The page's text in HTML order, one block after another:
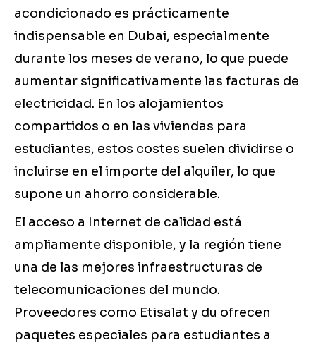
acondicionado es prácticamente
indispensable en Dubai, especialmente
durante los meses de verano, lo que puede
aumentar significativamente las facturas de
electricidad. En los alojamientos
compartidos o en las viviendas para
estudiantes, estos costes suelen dividirse o
incluirse en el importe del alquiler, lo que
supone un ahorro considerable.
El acceso a Internet de calidad está
ampliamente disponible, y la región tiene
una de las mejores infraestructuras de
telecomunicaciones del mundo.
Proveedores como Etisalat y du ofrecen
paquetes especiales para estudiantes a